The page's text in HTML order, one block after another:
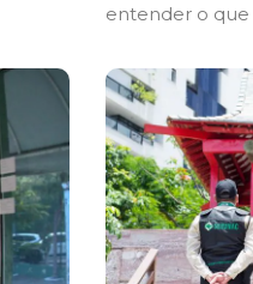
entender o que